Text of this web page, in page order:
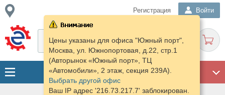
Регистрация Войти
Цены указаны для офиса "Южный порт",
Москва, ул. Южнопортовая, д.22, стр.1
(Авторынок «Южный порт», ТЦ
«Автомобили», 2 этаж, секция 239А).
Выбрать другой офис
Ваш IP адрес '216.73.217.7' заблокирован.